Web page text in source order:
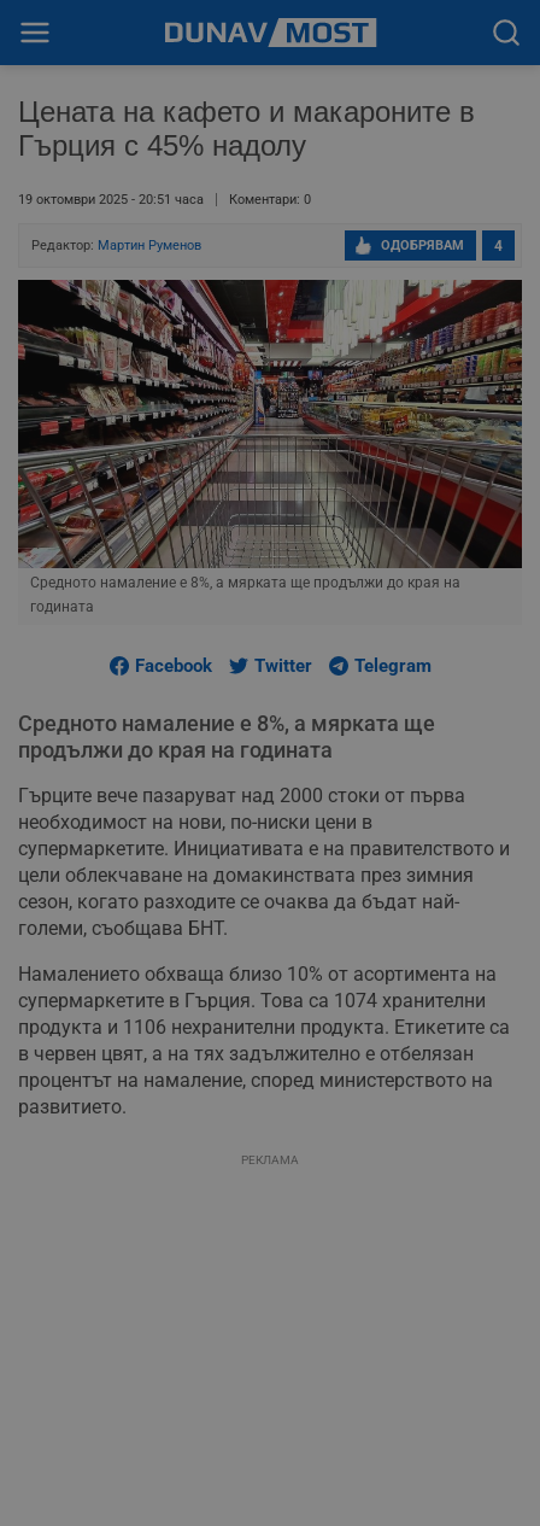
Цената на кафето и макароните в
Гърция с 45% надолу
19 октомври 2025 - 20:51 часа Коментари: 0
Редактор: Мартин Руменов 4
ОДОБРЯВАМ
Средното намаление е 8%, а мярката ще продължи до края на
годината
Facebook Twitter Telegram
Средното намаление е 8%, а мярката ще
продължи до края на годината
Гърците вече пазаруват над 2000 стоки от първа
необходимост на нови, по-ниски цени в
супермаркетите. Инициативата е на правителството и
цели облекчаване на домакинствата през зимния
сезон, когато разходите се очаква да бъдат най-
големи, съобщава БНТ.
Намалението обхваща близо 10% от асортимента на
супермаркетите в Гърция. Това са 1074 хранителни
продукта и 1106 нехранителни продукта. Етикетите са
в червен цвят, а на тях задължително е отбелязан
процентът на намаление, според министерството на
развитието.
РЕКЛАМА